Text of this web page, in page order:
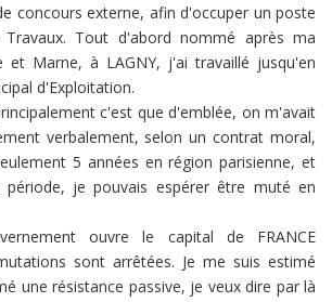
concours externe, afin d'occuper un poste
Tout d'abord nommé après ma
et Marne, à LAGNY, j'ai travaillé jusqu'en
d'Exploitation.
c'est que d'emblée, on m'avait
verbalement, selon un contrat moral,
5 années en région parisienne, et
je pouvais espérer être muté en
ouvre le capital de FRANCE
sont arrêtées. Je me suis estimé
une résistance passive, je veux dire par là